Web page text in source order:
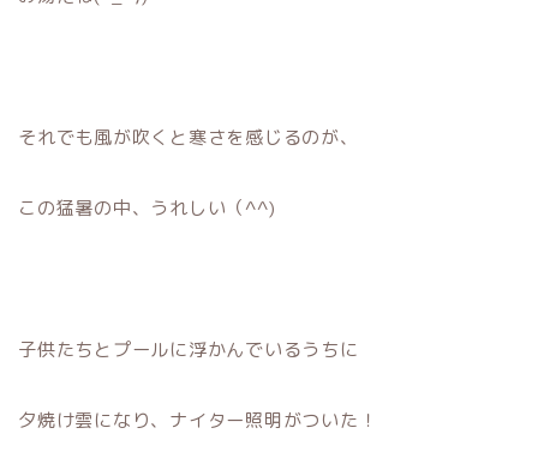
それでも風が吹くと寒さを感じるのが、
この猛暑の中、うれしい（^^)
子供たちとプールに浮かんでいるうちに
夕焼け雲になり、ナイター照明がついた！